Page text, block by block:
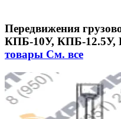
Передвижения
КПБ-10У, КПБ-12.5У,
товары См. все